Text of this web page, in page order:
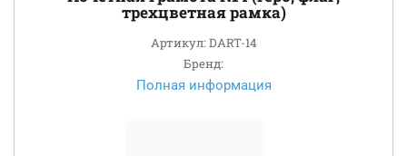
трехцветная рамка)
Артикул: DART-14
Бренд:
Полная информация